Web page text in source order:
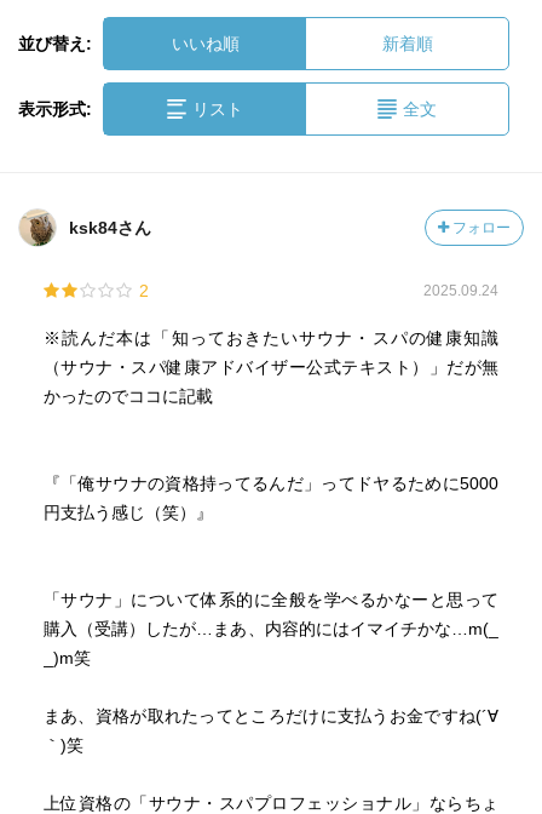
並び替え: いいね順 新着順
表示形式: リスト 全文
ksk84さん フォロー
2 2025.09.24
※読んだ本は「知っておきたいサウナ・スパの健康知識
（サウナ・スパ健康アドバイザー公式テキスト）」だが無
かったのでココに記載
『「俺サウナの資格持ってるんだ」ってドヤるために5000
円支払う感じ（笑）』
「サウナ」について体系的に全般を学べるかなーと思って
購入（受講）したが…まあ、内容的にはイマイチかな…m(_
_)m笑
まあ、資格が取れたってところだけに支払うお金ですね(´∀
｀)笑
上位資格の「サウナ・スパプロフェッショナル」ならちょ